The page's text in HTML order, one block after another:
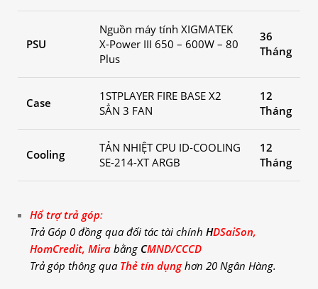
PSU
Nguồn máy tính XIGMATEK
X-Power III 650 – 600W – 80
Plus
36
Tháng
Case
1STPLAYER FIRE BASE X2
SẲN 3 FAN
12
Tháng
Cooling
TẢN NHIỆT CPU ID-COOLING
SE-214-XT ARGB
12
Tháng
Hổ trợ trả góp:
Trả Góp 0 đồng qua đối tác tài chính HDSaiSon,
HomCredit, Mira bằng CMND/CCCD
Trả góp thông qua Thẻ tín dụng hơn 20 Ngân Hàng.